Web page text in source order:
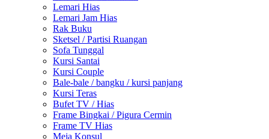
Lemari Hias
Lemari Jam Hias
Rak Buku
Sketsel / Partisi Ruangan
Sofa Tunggal
Kursi Santai
Kursi Couple
Bale-bale / bangku / kursi panjang
Kursi Teras
Bufet TV / Hias
Frame Bingkai / Pigura Cermin
Frame TV Hias
Meja Konsul